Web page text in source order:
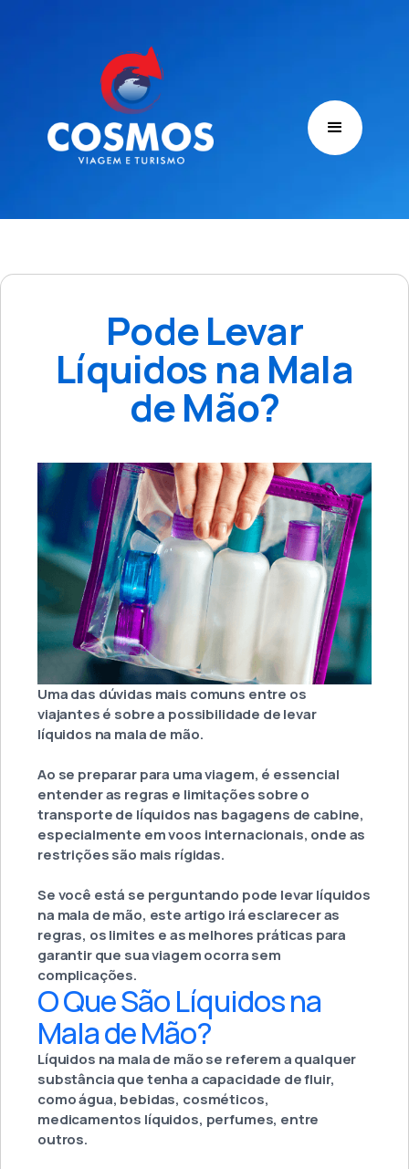
Pode Levar
Líquidos na Mala
de Mão?
Uma das dúvidas mais comuns entre os
viajantes é sobre a possibilidade de levar
líquidos na mala de mão.
Ao se preparar para uma viagem, é essencial
entender as regras e limitações sobre o
transporte de líquidos nas bagagens de cabine,
especialmente em voos internacionais, onde as
restrições são mais rígidas.
Se você está se perguntando pode levar líquidos
na mala de mão, este artigo irá esclarecer as
regras, os limites e as melhores práticas para
garantir que sua viagem ocorra sem
complicações.
O Que São Líquidos na
Mala de Mão?
Líquidos na mala de mão se referem a qualquer
substância que tenha a capacidade de fluir,
como água, bebidas, cosméticos,
medicamentos líquidos, perfumes, entre
outros.